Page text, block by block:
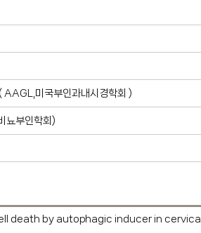
미국부인과내시경학회 )
부인학회)
death by autophagic inducer in cervical